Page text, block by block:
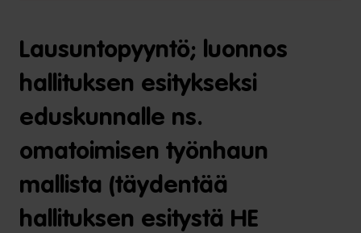
Lausuntopyyntö; luonnos
hallituksen esitykseksi
eduskunnalle ns.
omatoimisen työnhaun
mallista (täydentää
hallituksen esitystä HE